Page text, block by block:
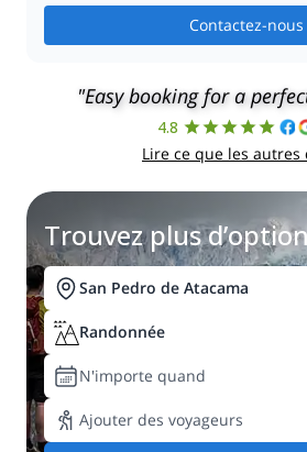
Contactez-nous
"Easy booking for a
4.8
Lire ce que les autres
Trouvez plus
San Pedro de Atacama
Randonnée
N'importe quand
Ajouter des voyageurs